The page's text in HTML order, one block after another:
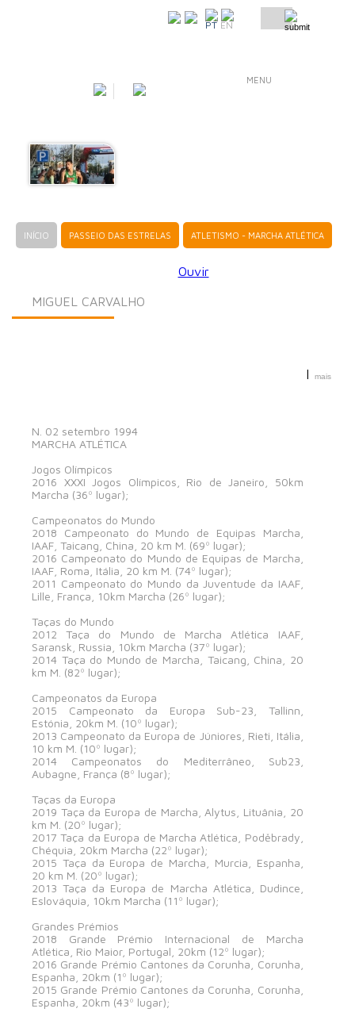
PT EN
MENU
INÍCIO PASSEIO DAS ESTRELAS ATLETISMO - MARCHA ATLÉTICA
Ouvir
MIGUEL CARVALHO
| mais
N. 02 setembro 1994
MARCHA ATLÉTICA
Jogos Olímpicos
2016 XXXI Jogos Olímpicos, Rio de Janeiro, 50km
Marcha (36º lugar);
Campeonatos do Mundo
2018 Campeonato do Mundo de Equipas Marcha,
IAAF, Taicang, China, 20 km M. (69º lugar);
2016 Campeonato do Mundo de Equipas de Marcha,
IAAF, Roma, Itália, 20 km M. (74º lugar);
2011 Campeonato do Mundo da Juventude da IAAF,
Lille, França, 10km Marcha (26º lugar);
Taças do Mundo
2012 Taça do Mundo de Marcha Atlética IAAF,
Saransk, Russia, 10km Marcha (37º lugar);
2014 Taça do Mundo de Marcha, Taicang, China, 20
km M. (82º lugar);
Campeonatos da Europa
2015 Campeonato da Europa Sub-23, Tallinn,
Estónia, 20km M. (10º lugar);
2013 Campeonato da Europa de Júniores, Rieti, Itália,
10 km M. (10º lugar);
2014 Campeonatos do Mediterrâneo, Sub23,
Aubagne, França (8º lugar);
Taças da Europa
2019 Taça da Europa de Marcha, Alytus, Lituânia, 20
km M. (20º lugar);
2017 Taça da Europa de Marcha Atlética, Poděbrady,
Chéquia, 20km Marcha (22º lugar);
2015 Taça da Europa de Marcha, Murcia, Espanha,
20 km M. (20º lugar);
2013 Taça da Europa de Marcha Atlética, Dudince,
Eslováquia, 10km Marcha (11º lugar);
Grandes Prémios
2018 Grande Prémio Internacional de Marcha
Atlética, Rio Maior, Portugal, 20km (12º lugar);
2016 Grande Prémio Cantones da Corunha, Corunha,
Espanha, 20km (1º lugar);
2015 Grande Prémio Cantones da Corunha, Corunha,
Espanha, 20km (43º lugar);